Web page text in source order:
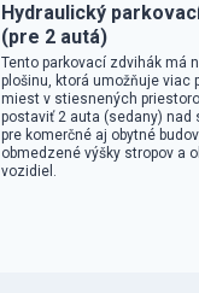
Hydraulický
(pre 2 autá)
Tento parkovací zdvihák má
plošinu, ktorá umožňuje viac
miest v stiesnených
postaviť 2 auta (sedany) nad
pre komerčné aj obytné
obmedzené výšky stropov a
vozidiel.